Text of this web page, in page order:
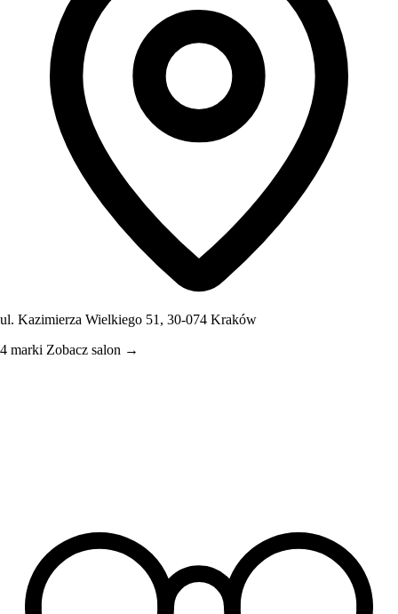
ul. Kazimierza Wielkiego 51, 30-074 Kraków
4 marki Zobacz salon →